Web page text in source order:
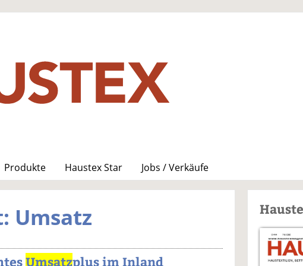
Produkte Haustex Star
Jobs / Verkäufe
Umsatz
Umsatzplus im Inland